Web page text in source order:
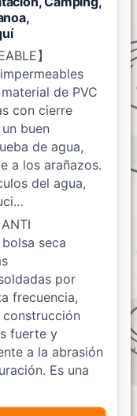
】
de PVC
con cierre
buen
de agua,
a los arañazos.
del agua,
bolsa seca
por
frecuencia,
fuerte y
a la abrasión
Es una